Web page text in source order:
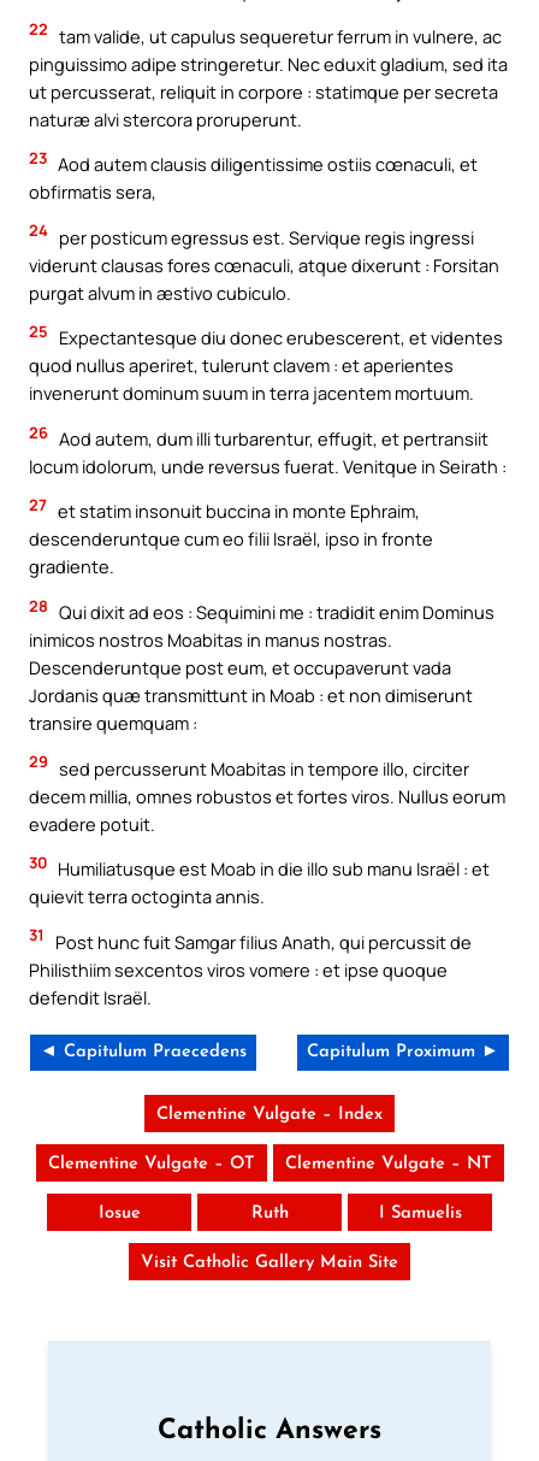
22 tam valide, ut capulus sequeretur ferrum in vulnere, ac
pinguissimo adipe stringeretur. Nec eduxit gladium, sed ita
ut percusserat, reliquit in corpore : statimque per secreta
naturæ alvi stercora proruperunt.
23 Aod autem clausis diligentissime ostiis cœnaculi, et
obfirmatis sera,
24 per posticum egressus est. Servique regis ingressi
viderunt clausas fores cœnaculi, atque dixerunt : Forsitan
purgat alvum in æstivo cubiculo.
25
Expectantesque diu donec erubescerent, et videntes
quod nullus aperiret, tulerunt clavem : et aperientes
invenerunt dominum suum in terra jacentem mortuum.
26 Aod autem, dum illi turbarentur, effugit, et pertransiit
locum idolorum, unde reversus fuerat. Venitque in Seirath :
27 et statim insonuit buccina in monte Ephraim,
descenderuntque cum eo filii Israël, ipso in fronte
gradiente.
28 Qui dixit ad eos : Sequimini me : tradidit enim Dominus
inimicos nostros Moabitas in manus nostras.
Descenderuntque post eum, et occupaverunt vada
Jordanis quæ transmittunt in Moab : et non dimiserunt
transire quemquam :
29 sed percusserunt Moabitas in tempore illo, circiter
decem millia, omnes robustos et fortes viros. Nullus eorum
evadere potuit.
30 Humiliatusque est Moab in die illo sub manu Israël : et
quievit terra octoginta annis.
31
Post hunc fuit Samgar filius Anath, qui percussit de
Philisthiim sexcentos viros vomere : et ipse quoque
defendit Israël.
◄ Capitulum Praecedens Capitulum Proximum ►
Clementine Vulgate – Index
Clementine Vulgate – OT Clementine Vulgate – NT
Iosue Ruth I Samuelis
Visit Catholic Gallery Main Site
Catholic Answers